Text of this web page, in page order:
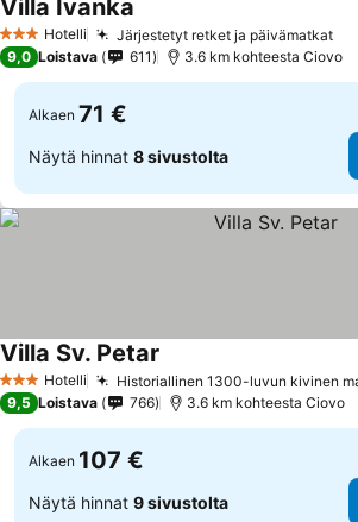
3 Tähtiluokitus
Hotelli Järjestetyt retket ja päivämatkat
Villa Ivanka
9,0 Loistava 611 3.6 km kohteesta Ciovo
Alkaen 71 €
Näytä hinnat 8 sivustolta
3 Tähtiluokitus
Hotelli Historiallinen 1300-luvun kivinen
Villa Sv. Petar
9,5 Loistava 766 3.6 km kohteesta Ciovo
Alkaen 107 €
Näytä hinnat 9 sivustolta